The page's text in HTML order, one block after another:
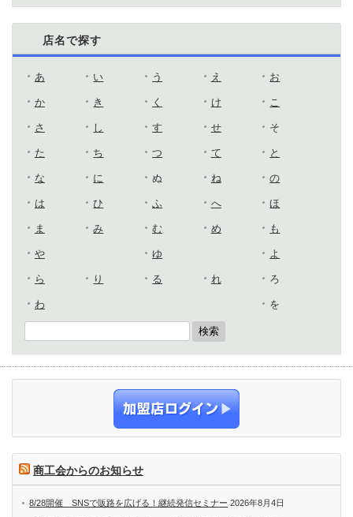
店名で探す
あ い う え お
か き く け こ
さ し す せ そ
た ち つ て と
な に ぬ ね の
は ひ ふ へ ほ
ま み む め も
や ゆ よ
ら り る れ ろ
わ を
商工会からのお知らせ
8/28開催 SNSで販路を広げる！継続発信セミナー 2026年8月4日